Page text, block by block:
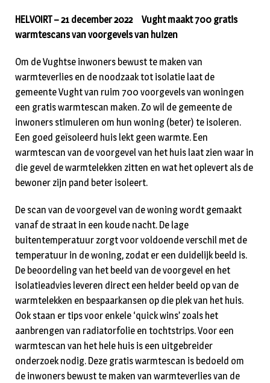
HELVOIRT – 21 december 2022 Vught maakt 700 gratis
warmtescans van voorgevels van huizen
Om de Vughtse inwoners bewust te maken van
warmteverlies en de noodzaak tot isolatie laat de
gemeente Vught van ruim 700 voorgevels van woningen
een gratis warmtescan maken. Zo wil de gemeente de
inwoners stimuleren om hun woning (beter) te isoleren.
Een goed geïsoleerd huis lekt geen warmte. Een
warmtescan van de voorgevel van het huis laat zien waar in
die gevel de warmtelekken zitten en wat het oplevert als de
bewoner zijn pand beter isoleert.
De scan van de voorgevel van de woning wordt gemaakt
vanaf de straat in een koude nacht. De lage
buitentemperatuur zorgt voor voldoende verschil met de
temperatuur in de woning, zodat er een duidelijk beeld is.
De beoordeling van het beeld van de voorgevel en het
isolatieadvies leveren direct een helder beeld op van de
warmtelekken en bespaarkansen op die plek van het huis.
Ook staan er tips voor enkele ‘quick wins’ zoals het
aanbrengen van radiatorfolie en tochtstrips. Voor een
warmtescan van het hele huis is een uitgebreider
onderzoek nodig. Deze gratis warmtescan is bedoeld om
de inwoners bewust te maken van warmteverlies van de